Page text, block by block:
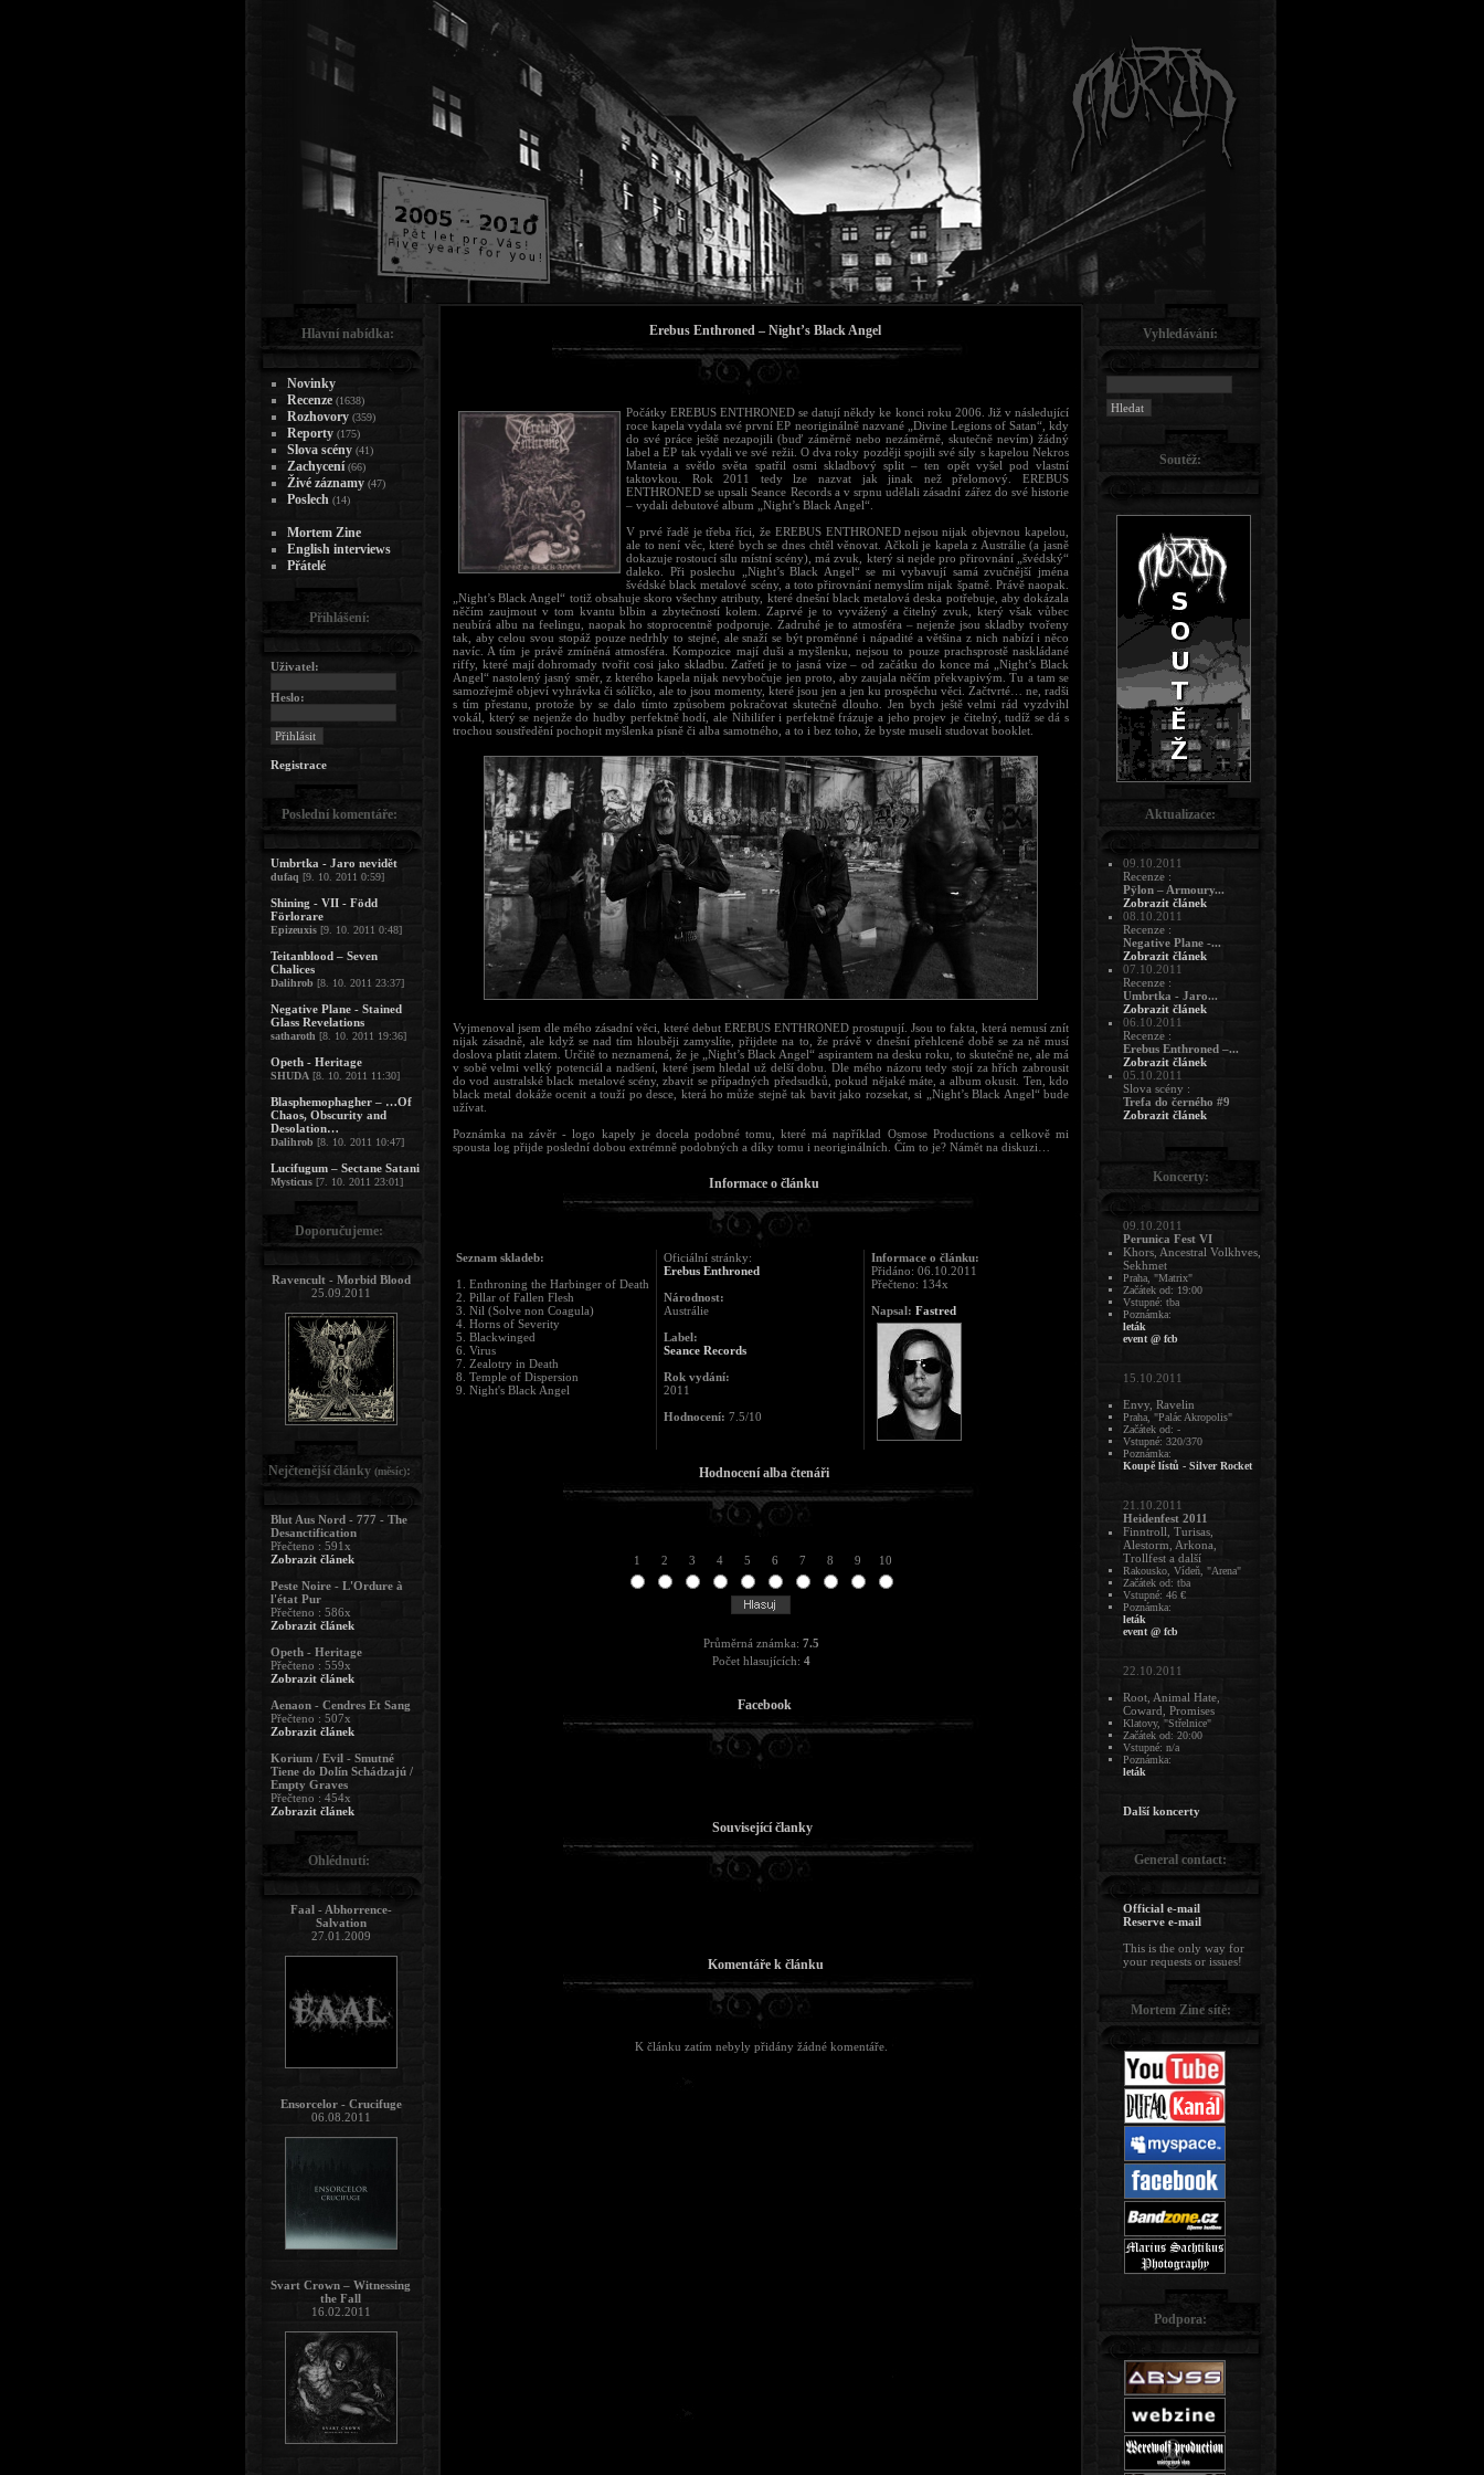
Erebus Enthroned – Night’s Black Angel
Počátky EREBUS ENTHRONED se datují někdy ke konci roku 2006. Již v následující
roce kapela vydala své první EP neoriginálně nazvané „Divine Legions of Satan“, kdy
do své práce ještě nezapojili (buď záměrně nebo nezáměrně, skutečně nevím) žádný
label a EP tak vydali ve své režii. O dva roky později spojili své síly s kapelou Nekros
Manteia a světlo světa spatřil osmi skladbový split – ten opět vyšel pod vlastní
taktovkou. Rok 2011 tedy lze nazvat jak jinak než přelomový. EREBUS
ENTHRONED se upsali Seance Records a v srpnu udělali zásadní zářez do své historie
– vydali debutové album „Night’s Black Angel“.
V prvé řadě je třeba říci, že EREBUS ENTHRONED nejsou nijak objevnou kapelou,
ale to není věc, které bych se dnes chtěl věnovat. Ačkoli je kapela z Austrálie (a jasně
dokazuje rostoucí sílu místní scény), má zvuk, který si nejde pro přirovnání „švédský“
daleko. Při poslechu „Night’s Black Angel“ se mi vybavují samá zvučnější jména
švédské black metalové scény, a toto přirovnání nemyslím nijak špatně. Právě naopak.
„Night’s Black Angel“ totiž obsahuje skoro všechny atributy, které dnešní black metalová deska potřebuje, aby dokázala
něčím zaujmout v tom kvantu blbin a zbytečností kolem. Zaprvé je to vyvážený a čitelný zvuk, který však vůbec
neubírá albu na feelingu, naopak ho stoprocentně podporuje. Zadruhé je to atmosféra – nejenže jsou skladby tvořeny
tak, aby celou svou stopáž pouze nedrhly to stejné, ale snaží se být proměnné i nápadité a většina z nich nabízí i něco
navíc. A tím je právě zmíněná atmosféra. Kompozice mají duši a myšlenku, nejsou to pouze prachsprostě naskládané
riffy, které mají dohromady tvořit cosi jako skladbu. Zatřetí je to jasná vize – od začátku do konce má „Night’s Black
Angel“ nastolený jasný směr, z kterého kapela nijak nevybočuje jen proto, aby zaujala něčím překvapivým. Tu a tam se
samozřejmě objeví vyhrávka či sólíčko, ale to jsou momenty, které jsou jen a jen ku prospěchu věci. Začtvrté… ne, radši
s tím přestanu, protože by se dalo tímto způsobem pokračovat skutečně dlouho. Jen bych ještě velmi rád vyzdvihl
vokál, který se nejenže do hudby perfektně hodí, ale Nihilifer i perfektně frázuje a jeho projev je čitelný, tudíž se dá s
trochou soustředění pochopit myšlenka písně či alba samotného, a to i bez toho, že byste museli studovat booklet.
Vyjmenoval jsem dle mého zásadní věci, které debut EREBUS ENTHRONED prostupují. Jsou to fakta, která nemusí znít
nijak zásadně, ale když se nad tím hlouběji zamyslíte, přijdete na to, že právě v dnešní přehlcené době se za ně musí
doslova platit zlatem. Určitě to neznamená, že je „Night’s Black Angel“ aspirantem na desku roku, to skutečně ne, ale má
v sobě velmi velký potenciál a nadšení, které jsem hledal už delší dobu. Dle mého názoru tedy stojí za hřích zabrousit
do vod australské black metalové scény, zbavit se případných předsudků, pokud nějaké máte, a album okusit. Ten, kdo
black metal dokáže ocenit a touží po desce, která ho může stejně tak bavit jako rozsekat, si „Night’s Black Angel“ bude
užívat.
Poznámka na závěr - logo kapely je docela podobné tomu, které má například Osmose Productions a celkově mi
spousta log přijde poslední dobou extrémně podobných a díky tomu i neoriginálních. Čím to je? Námět na diskuzi…
Informace o článku
Seznam skladeb:
1. Enthroning the Harbinger of Death
2. Pillar of Fallen Flesh
3. Nil (Solve non Coagula)
4. Horns of Severity
5. Blackwinged
6. Virus
7. Zealotry in Death
8. Temple of Dispersion
9. Night's Black Angel
Oficiální stránky:
Erebus Enthroned
Národnost:
Austrálie
Label:
Seance Records
Rok vydání:
2011
Hodnocení: 7.5/10
Informace o článku:
Přidáno: 06.10.2011
Přečteno: 134x
Napsal: Fastred
Hodnocení alba čtenáři
1 2 3 4 5 6 7 8 9 10
Průměrná známka: 7.5
Počet hlasujících: 4
Facebook
Související članky
Komentáře k článku
K článku zatím nebyly přidány žádné komentáře.
Hlavní nabídka:
Novinky
Recenze (1638)
Rozhovory (359)
Reporty (175)
Slova scény (41)
Zachycení (66)
Živé záznamy (47)
Poslech (14)
Mortem Zine
English interviews
Přátelé
Přihlášení:
Uživatel:
Heslo:
Registrace
Poslední komentáře:
Umbrtka - Jaro nevidět
dufaq [9. 10. 2011 0:59]
Shining - VII - Född
Förlorare
Epizeuxis [9. 10. 2011 0:48]
Teitanblood – Seven
Chalices
Dalihrob [8. 10. 2011 23:37]
Negative Plane - Stained
Glass Revelations
satharoth [8. 10. 2011 19:36]
Opeth - Heritage
SHUDA [8. 10. 2011 11:30]
Blasphemophagher – …Of
Chaos, Obscurity and
Desolation…
Dalihrob [8. 10. 2011 10:47]
Lucifugum – Sectane Satani
Mysticus [7. 10. 2011 23:01]
Doporučujeme:
Ravencult - Morbid Blood
25.09.2011
Nejčtenější články (měsíc):
Blut Aus Nord - 777 - The
Desanctification
Přečteno : 591x
Zobrazit článek
Peste Noire - L'Ordure à
l'état Pur
Přečteno : 586x
Zobrazit článek
Opeth - Heritage
Přečteno : 559x
Zobrazit článek
Aenaon - Cendres Et Sang
Přečteno : 507x
Zobrazit článek
Korium / Evil - Smutné
Tiene do Dolín Schádzajú /
Empty Graves
Přečteno : 454x
Zobrazit článek
Ohlédnutí:
Faal - Abhorrence-
Salvation
27.01.2009
Ensorcelor - Crucifuge
06.08.2011
Svart Crown – Witnessing
the Fall
16.02.2011
Vyhledávání:
Soutěž:
Aktualizace:
09.10.2011
Recenze :
Pÿlon – Armoury...
Zobrazit článek
08.10.2011
Recenze :
Negative Plane -...
Zobrazit článek
07.10.2011
Recenze :
Umbrtka - Jaro...
Zobrazit článek
06.10.2011
Recenze :
Erebus Enthroned –...
Zobrazit článek
05.10.2011
Slova scény :
Trefa do černého #9
Zobrazit článek
Koncerty:
09.10.2011
Perunica Fest VI
Khors, Ancestral Volkhves,
Sekhmet
Praha, "Matrix"
Začátek od: 19:00
Vstupné: tba
Poznámka:
leták
event @ fcb
15.10.2011
Envy, Ravelin
Praha, "Palác Akropolis"
Začátek od: -
Vstupné: 320/370
Poznámka:
Koupě lístů - Silver Rocket
21.10.2011
Heidenfest 2011
Finntroll, Turisas,
Alestorm, Arkona,
Trollfest a další
Rakousko, Vídeň, "Arena"
Začátek od: tba
Vstupné: 46 €
Poznámka:
leták
event @ fcb
22.10.2011
Root, Animal Hate,
Coward, Promises
Klatovy, "Střelnice"
Začátek od: 20:00
Vstupné: n/a
Poznámka:
leták
Další koncerty
General contact:
Official e-mail
Reserve e-mail
This is the only way for
your requests or issues!
Mortem Zine sítě:
Podpora: